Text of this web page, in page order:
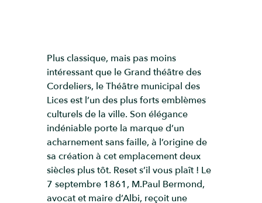
Plus classique, mais pas moins
intéressant que le Grand théâtre des
Cordeliers, le Théâtre municipal des
Lices est l’un des plus forts emblèmes
culturels de la ville. Son élégance
indéniable porte la marque d’un
acharnement sans faille, à l’origine de
sa création à cet emplacement deux
siècles plus tôt. Reset s’il vous plaît ! Le
7 septembre 1861, M.Paul Bermond,
avocat et maire d’Albi, reçoit une